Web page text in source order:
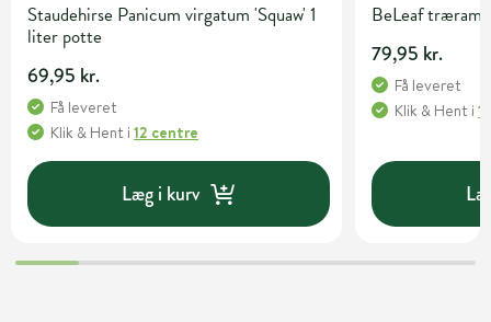
Staudehirse Panicum virgatum 'Squaw' 1
liter potte
69,95 kr.
Få leveret
Klik & Hent i 12 centre
Læg i kurv
BeLeaf
79,95 kr.
Få leveret
Klik & Hent i